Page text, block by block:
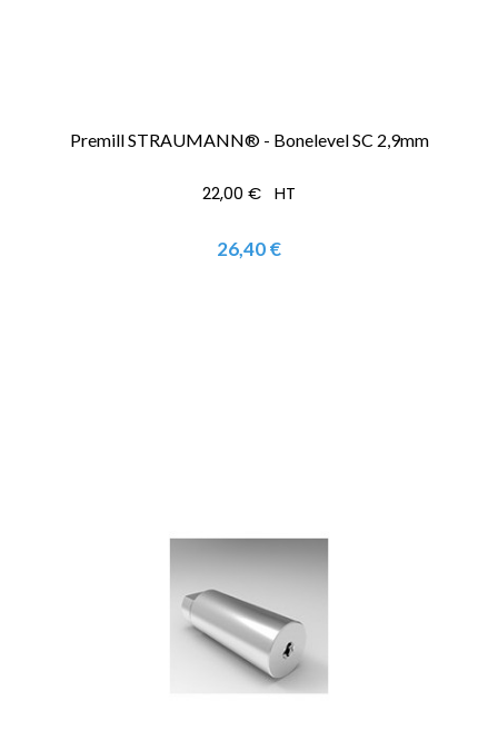
Premill STRAUMANN® - Bonelevel SC 2,9mm
22,00 € HT
26,40 €